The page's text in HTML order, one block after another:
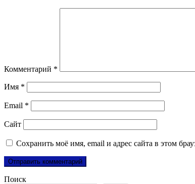
Комментарий *
Имя *
Email *
Сайт
Сохранить моё имя, email и адрес сайта в этом
Поиск